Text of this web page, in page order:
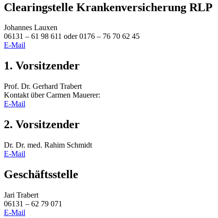
Clearingstelle Krankenversicherung RLP
Johannes Lauxen
06131 – 61 98 611 oder 0176 – 76 70 62 45
E-Mail
1. Vorsitzender
Prof. Dr. Gerhard Trabert
Kontakt über Carmen Mauerer:
E-Mail
2. Vorsitzender
Dr. Dr. med. Rahim Schmidt
E-Mail
Geschäftsstelle
Jari Trabert
06131 – 62 79 071
E-Mail